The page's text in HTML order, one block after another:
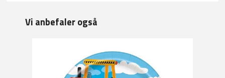
Vi anbefaler også